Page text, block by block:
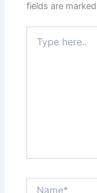
fields are marked
here..